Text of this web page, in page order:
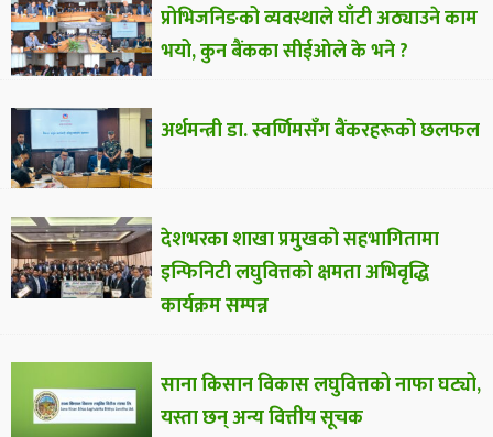
प्रोभिजनिङको व्यवस्थाले घाँटी अठ्याउने काम
भयो, कुन बैंकका सीईओले के भने ?
अर्थमन्त्री डा. स्वर्णिमसँग बैंकरहरूको छलफल
देशभरका शाखा प्रमुखको सहभागितामा
इन्फिनिटी लघुवित्तको क्षमता अभिवृद्धि
कार्यक्रम सम्पन्न
साना किसान विकास लघुवित्तको नाफा घट्यो,
यस्ता छन् अन्य वित्तीय सूचक